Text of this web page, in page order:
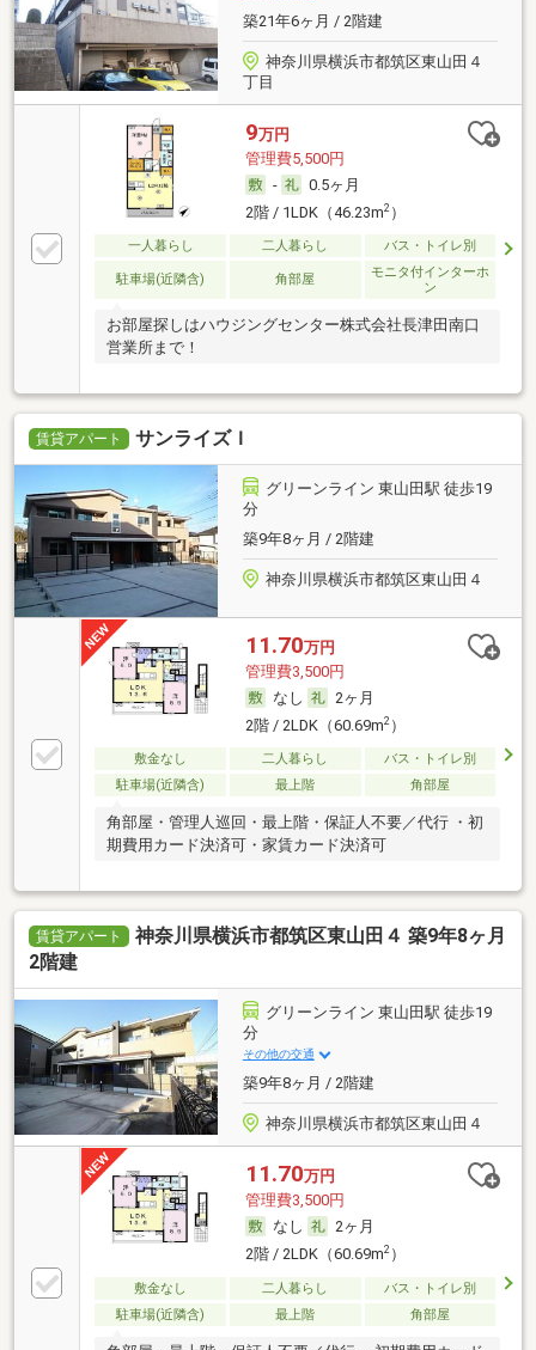
築21年6ヶ月 / 2階建
神奈川県横浜市都筑区東山田４
丁目
9万円
管理費5,500円
-
0.5ヶ月
2階 / 1LDK（46.23m2）
一人暮らし 二人暮らし バス・トイレ別
駐車場(近隣含) 角部屋
モニタ付インターホ
ン
お部屋探しはハウジングセンター株式会社長津田南口
営業所まで！
賃貸アパート サンライズＩ
グリーンライン 東山田駅 徒歩19
分
築9年8ヶ月 / 2階建
神奈川県横浜市都筑区東山田４
11.70万円
管理費3,500円
なし
2ヶ月
2階 / 2LDK（60.69m2）
敷金なし 二人暮らし
バス・トイレ別
駐車場(近隣含)
最上階 角部屋
角部屋・管理人巡回・最上階・保証人不要／代行 ・初
期費用カード決済可・家賃カード決済可
賃貸アパート
神奈川県横浜市都筑区東山田４ 築9年8ヶ月
2階建
グリーンライン 東山田駅 徒歩19
分
その他の交通
築9年8ヶ月 / 2階建
神奈川県横浜市都筑区東山田４
11.70万円
管理費3,500円
なし
2ヶ月
2階 / 2LDK（60.69m2）
敷金なし 二人暮らし
バス・トイレ別
駐車場(近隣含)
最上階 角部屋